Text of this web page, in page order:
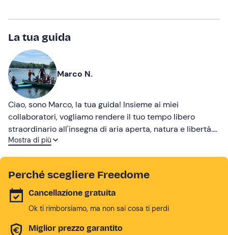
La tua guida
Marco N.
Ciao, sono Marco, la tua guida! Insieme ai miei
collaboratori, vogliamo rendere il tuo tempo libero
straordinario all'insegna di aria aperta, natura e libertà.
Prova l'outdoor acquatico in Lombardia e Piemonte, tutto
Mostra di più
Perché scegliere Freedome
Cancellazione gratuita
Ok ti rimborsiamo, ma non sai cosa ti perdi
Miglior prezzo garantito